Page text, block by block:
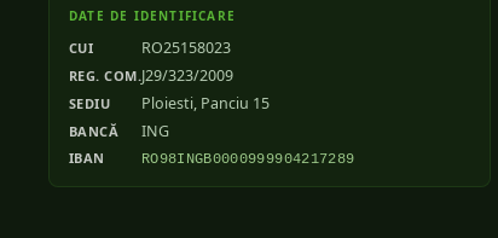
DATE DE IDENTIFICARE
CUI RO25158023
REG. COM.J29/323/2009
SEDIU Ploiesti, Panciu 15
BANCĂ ING
IBAN RO98INGB0000999904217289